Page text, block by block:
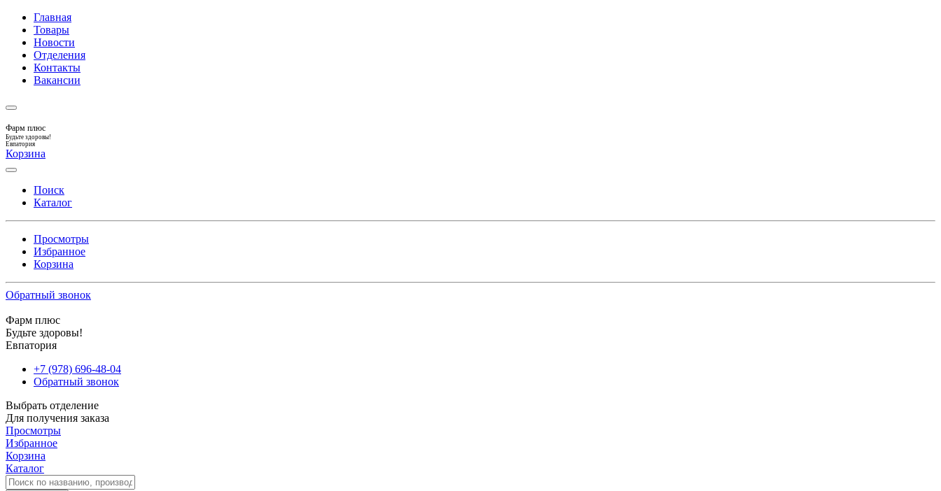
Главная
Товары
Новости
Отделения
Контакты
Вакансии
Фарм плюс
Будьте здоровы!
Евпатория
Корзина
Поиск
Каталог
Просмотры
Избранное
Корзина
Обратный звонок
Фарм плюс
Будьте здоровы!
Евпатория
+7 (978) 696-48-04
Обратный звонок
Выбрать отделение
Для получения заказа
Просмотры
Избранное
Корзина
Каталог